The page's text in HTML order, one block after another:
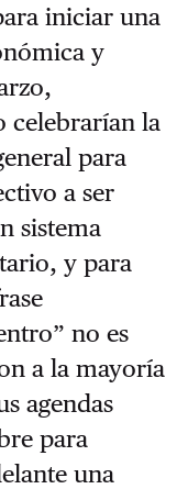
iniciar una
y
celebrarían la
para
a ser
sistema
y para
no es
a la mayoría
agendas
para
una